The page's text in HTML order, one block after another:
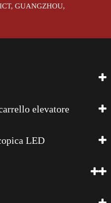
GUANGZHOU,
elevatore
LED